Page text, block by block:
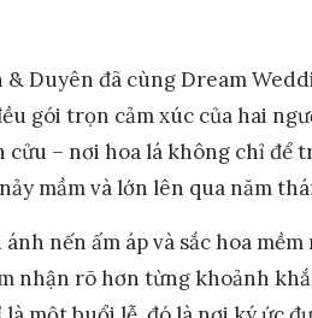
& Duyên đã cùng Dream
gói trọn cảm xúc của hai
– nơi hoa lá không chỉ để
mầm và lớn lên qua năm
nến ấm áp và sắc hoa
nhận rõ hơn từng khoảnh